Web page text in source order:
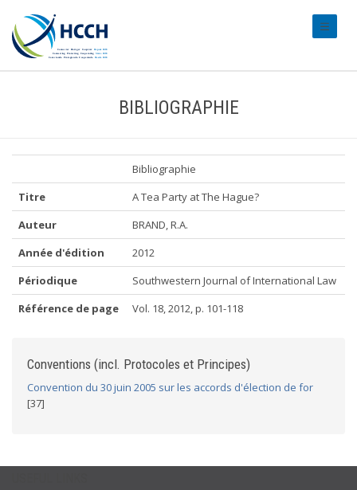
BIBLIOGRAPHIE
Bibliographie
Titre
A Tea Party at The Hague?
Auteur
BRAND, R.A.
Année d'édition
2012
Périodique
Southwestern Journal of International Law
Référence de page
Vol. 18, 2012, p. 101-118
Conventions (incl. Protocoles et Principes)
Convention du 30 juin 2005 sur les accords d'élection de for
[37]